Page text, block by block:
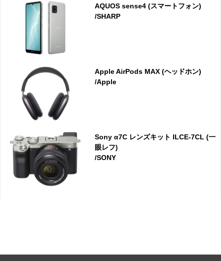
AQUOS sense4 (スマートフォン)
/SHARP
Apple AirPods MAX (ヘッドホン)
/Apple
Sony α7C レンズキット ILCE-7CL (一
眼レフ)
/SONY